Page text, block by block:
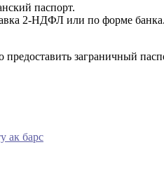
паспорт.
2-НДФЛ или по форме банка.
заграничный
ак барс